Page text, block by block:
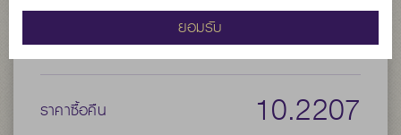
-
ราคาซื้อคืน 10.2207
ยอมรับ